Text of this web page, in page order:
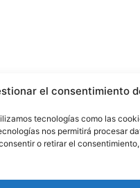
el consentimiento
tecnologías como las
nos permitirá procesar
o retirar el